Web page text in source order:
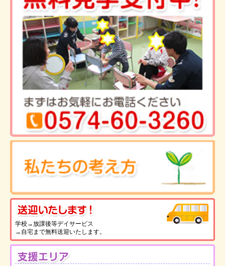
学校→放課後等デイサービス
→自宅まで無料送迎いたします。